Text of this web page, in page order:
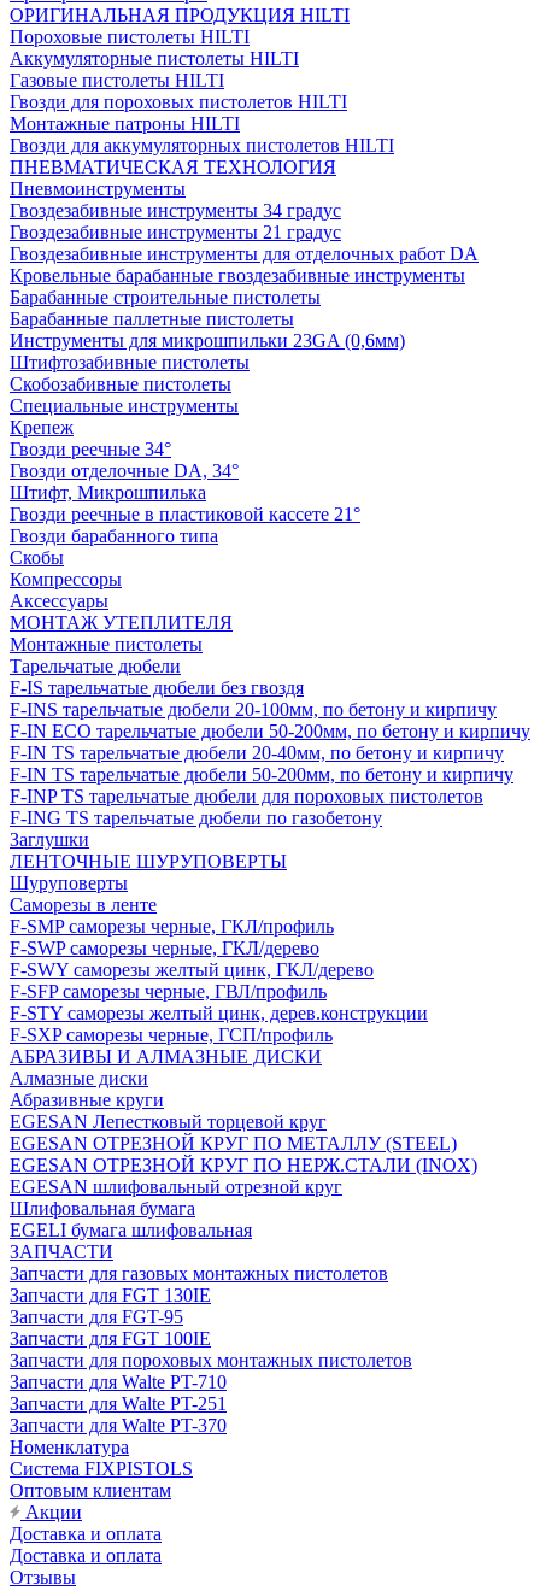
ОРИГИНАЛЬНАЯ ПРОДУКЦИЯ HILTI
Пороховые пистолеты HILTI
Аккумуляторные пистолеты HILTI
Газовые пистолеты HILTI
Гвозди для пороховых пистолетов HILTI
Монтажные патроны HILTI
Гвозди для аккумуляторных пистолетов HILTI
ПНЕВМАТИЧЕСКАЯ ТЕХНОЛОГИЯ
Пневмоинструменты
Гвоздезабивные инструменты 34 градус
Гвоздезабивные инструменты 21 градус
Гвоздезабивные инструменты для отделочных работ DA
Кровельные барабанные гвоздезабивные инструменты
Барабанные строительные пистолеты
Барабанные паллетные пистолеты
Инструменты для микрошпильки 23GA (0,6мм)
Штифтозабивные пистолеты
Скобозабивные пистолеты
Специальные инструменты
Крепеж
Гвозди реечные 34°
Гвозди отделочные DA, 34°
Штифт, Микрошпилька
Гвозди реечные в пластиковой кассете 21°
Гвозди барабанного типа
Скобы
Компрессоры
Аксессуары
МОНТАЖ УТЕПЛИТЕЛЯ
Монтажные пистолеты
Тарельчатые дюбели
F-IS тарельчатые дюбели без гвоздя
F-INS тарельчатые дюбели 20-100мм, по бетону и кирпичу
F-IN ECO тарельчатые дюбели 50-200мм, по бетону и кирпичу
F-IN TS тарельчатые дюбели 20-40мм, по бетону и кирпичу
F-IN TS тарельчатые дюбели 50-200мм, по бетону и кирпичу
F-INP TS тарельчатые дюбели для пороховых пистолетов
F-ING TS тарельчатые дюбели по газобетону
Заглушки
ЛЕНТОЧНЫЕ ШУРУПОВЕРТЫ
Шуруповерты
Саморезы в ленте
F-SMP саморезы черные, ГКЛ/профиль
F-SWP саморезы черные, ГКЛ/дерево
F-SWY саморезы желтый цинк, ГКЛ/дерево
F-SFP саморезы черные, ГВЛ/профиль
F-STY саморезы желтый цинк, дерев.конструкции
F-SXP саморезы черные, ГСП/профиль
АБРАЗИВЫ И АЛМАЗНЫЕ ДИСКИ
Алмазные диски
Абразивные круги
EGESAN Лепестковый торцевой круг
EGESAN ОТРЕЗНОЙ КРУГ ПО МЕТАЛЛУ (STEEL)
EGESAN ОТРЕЗНОЙ КРУГ ПО НЕРЖ.СТАЛИ (INOX)
EGESAN шлифовальный отрезной круг
Шлифовальная бумага
EGELI бумага шлифовальная
ЗАПЧАСТИ
Запчасти для газовых монтажных пистолетов
Запчасти для FGT 130IE
Запчасти для FGT-95
Запчасти для FGT 100IE
Запчасти для пороховых монтажных пистолетов
Запчасти для Walte PT-710
Запчасти для Walte PT-251
Запчасти для Walte PT-370
Номенклатура
Система FIXPISTOLS
Оптовым клиентам
Акции
Доставка и оплата
Доставка и оплата
Отзывы